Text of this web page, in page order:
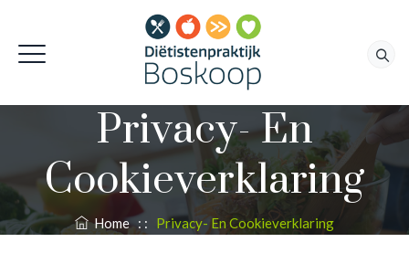
Privacy- En
Cookieverklaring
Home: : Privacy- En Cookieverklaring